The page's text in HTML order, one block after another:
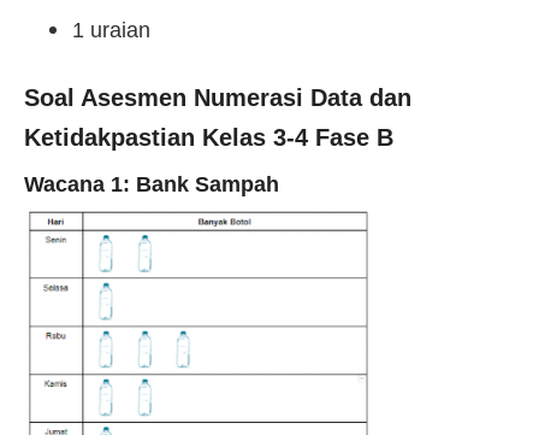
1 uraian
Soal Asesmen Numerasi Data dan
Ketidakpastian Kelas 3-4 Fase B
Wacana 1: Bank Sampah